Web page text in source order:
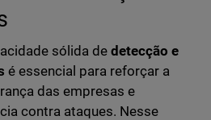
sólida dedetecção e
é essencial para reforçar a
das empresas e
contra ataques. Nesse